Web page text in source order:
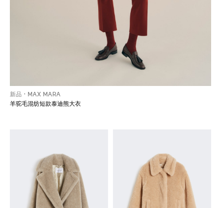
新品
MAX MARA
羊驼毛混纺短款泰迪熊大衣